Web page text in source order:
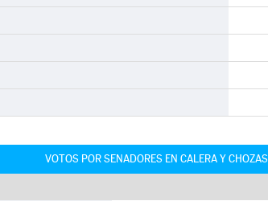
VOTOS POR SENADORES EN CALERA Y CHOZAS